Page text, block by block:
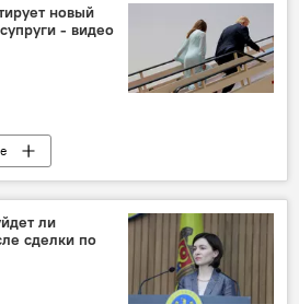
новый
- видео
ли
сделки по